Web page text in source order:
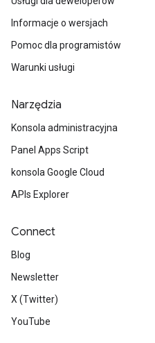
Informacje o wersjach
Pomoc dla programistów
Warunki usługi
Narzędzia
Konsola administracyjna
Panel Apps Script
konsola Google Cloud
APIs Explorer
Connect
Blog
Newsletter
X (Twitter)
YouTube